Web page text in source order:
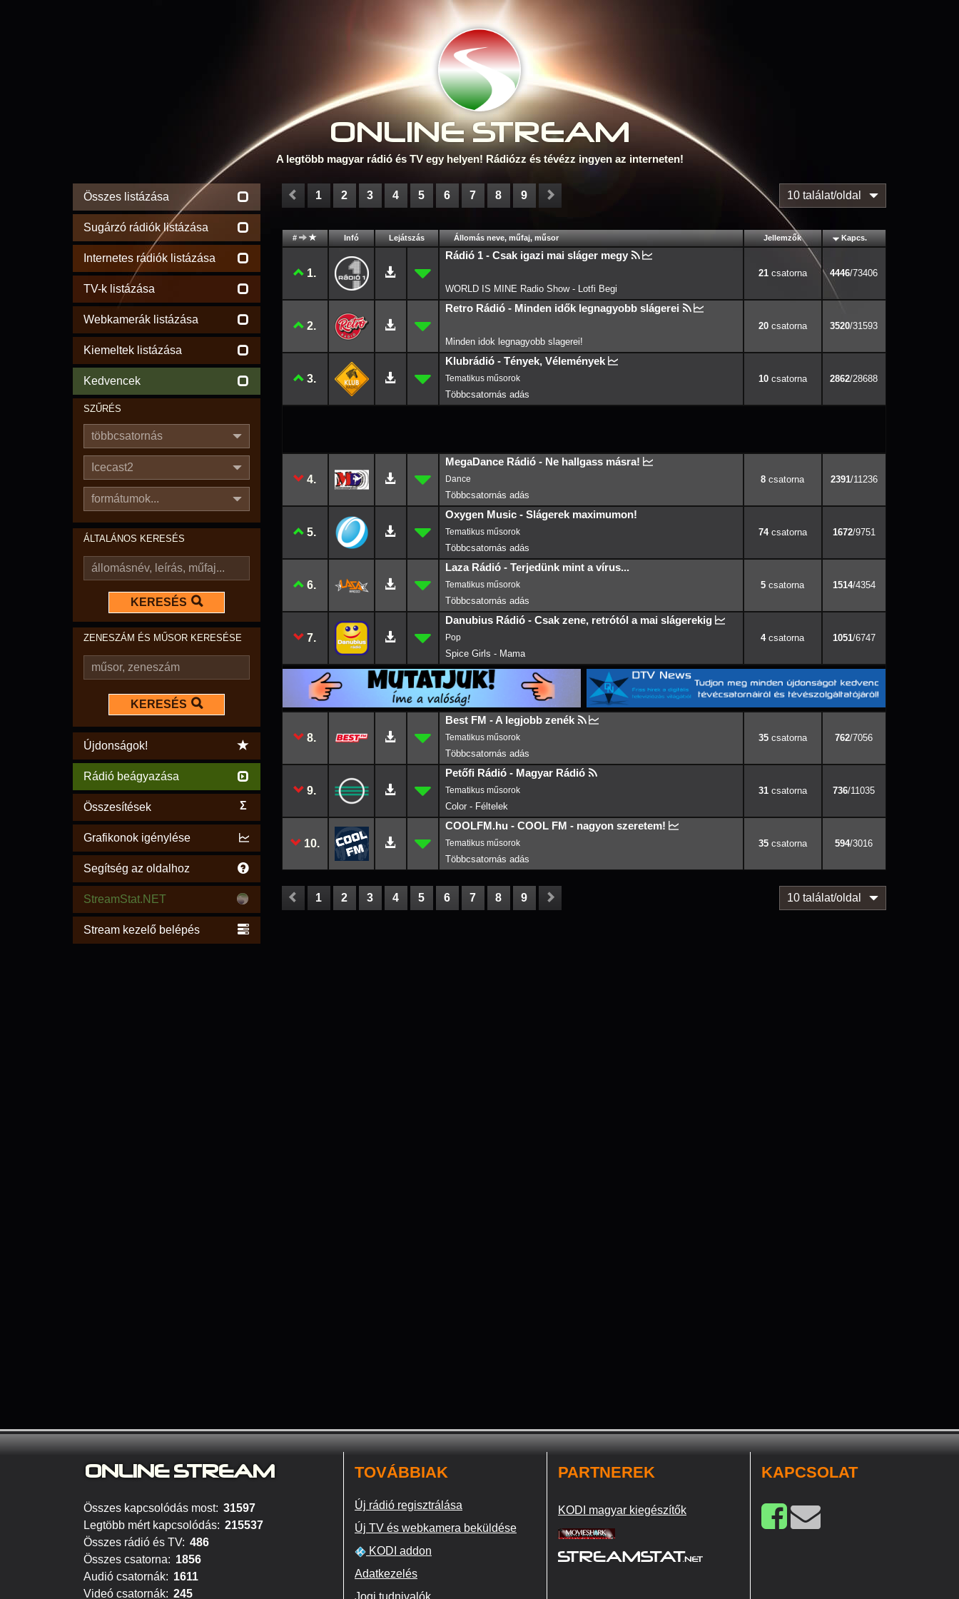
ONLINE STREAM
A legtöbb magyar rádió és TV egy helyen! Rádiózz és tévézz ingyen az interneten!
Összes listázása
Sugárzó rádiók listázása
Internetes rádiók listázása
TV-k listázása
Webkamerák listázása
Kiemeltek listázása
Kedvencek
SZŰRÉS
többcsatornás
Icecast2
formátumok...
ÁLTALÁNOS KERESÉS
KERESÉS
ZENESZÁM ÉS MŰSOR KERESÉSE
KERESÉS
Újdonságok!
Rádió beágyazása
Összesítések Σ
Grafikonok igénylése
Segítség az oldalhoz
StreamStat.NET
Stream kezelő belépés
1 2 3 4 5 6 7 8 9 10 találat/oldal
# Infó Lejátszás Állomás neve, műfaj, műsor Jellemzők Kapcs.
1.
Rádió 1 - Csak igazi mai sláger megy
WORLD IS MINE Radio Show - Lotfi Begi
21 4446/73406
2.
Retro Rádió - Minden idők legnagyobb slágerei
Minden idok legnagyobb slagerei!
20 3520/31593
3.
Klubrádió - Tények, Vélemények
10 2862/28688
4.
MegaDance Rádió - Ne hallgass másra!
Dance 8 2391/11236
5.
Oxygen Music - Slágerek maximumon!
74 1672/9751
6.
Laza Rádió - Terjedünk mint a vírus...
5 1514/4354
7.
Danubius Rádió - Csak zene, retrótól a mai slágerekig
Pop
Spice Girls - Mama
4 1051/6747
8.
Best FM - A legjobb zenék
35 762/7056
9.
Petőfi Rádió - Magyar Rádió
Color - Féltelek
31 736/11035
10.
COOLFM.hu - COOL FM - nagyon szeretem!
35 594/3016
1 2 3 4 5 6 7 8 9 10 találat/oldal
ONLINE STREAM
Összes kapcsolódás most: 31597
Legtöbb mért kapcsolódás: 215537
Összes rádió és TV: 486
Összes csatorna: 1856
Audió csatornák: 1611
Videó csatornák: 245
TOVÁBBIAK
Új rádió regisztrálása
Új TV és webkamera beküldése
KODI addon
Adatkezelés
Jogi tudnivalók
PARTNEREK
KODI magyar kiegészítők
KAPCSOLAT